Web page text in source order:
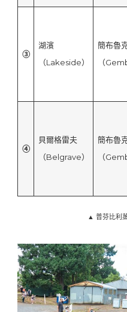
③
湖濱
（Lakeside）
簡布魯
（
④
貝爾格雷夫
（Belgrave）
簡布魯
（
▲ 普芬比利